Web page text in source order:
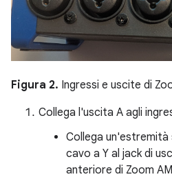
Figura 2. Ingressi e uscite di
Collega l'uscita A agli
Collega un'estremità
cavo a Y al jack di
anteriore di Zoom